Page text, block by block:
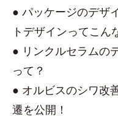
● パッケージのデザ
トデザインってこん
● リンクルセラムの
って？
● オルビスのシワ改
遷を公開！